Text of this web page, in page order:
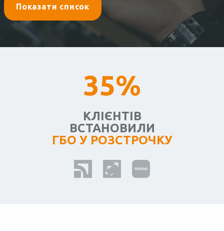
Показати список
35%
КЛІЄНТІВ
ВСТАНОВИЛИ
ГБО У РОЗСТРОЧКУ